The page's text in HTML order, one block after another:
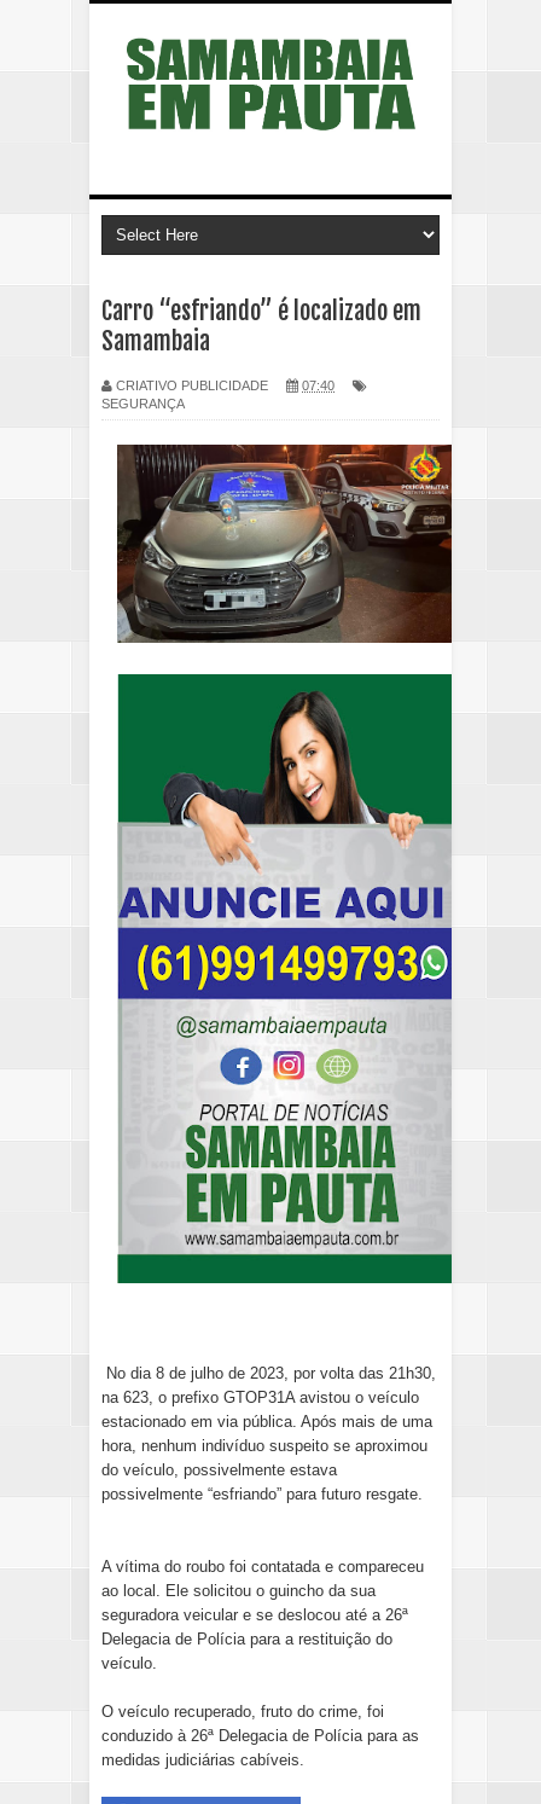
Carro “esfriando” é localizado em
Samambaia
CRIATIVO PUBLICIDADE
07:40
SEGURANÇA
No dia 8 de julho de 2023, por volta das 21h30,
na 623, o prefixo GTOP31A avistou o veículo
estacionado em via pública. Após mais de uma
hora, nenhum indivíduo suspeito se aproximou
do veículo, possivelmente estava
possivelmente “esfriando” para futuro resgate.
A vítima do roubo foi contatada e compareceu
ao local. Ele solicitou o guincho da sua
seguradora veicular e se deslocou até a 26ª
Delegacia de Polícia para a restituição do
veículo.
O veículo recuperado, fruto do crime, foi
conduzido à 26ª Delegacia de Polícia para as
medidas judiciárias cabíveis.